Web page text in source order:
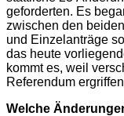
geforderten. Es
zwischen den
und Einzelanträge
das heute
kommt es, weil
Referendum
Welche